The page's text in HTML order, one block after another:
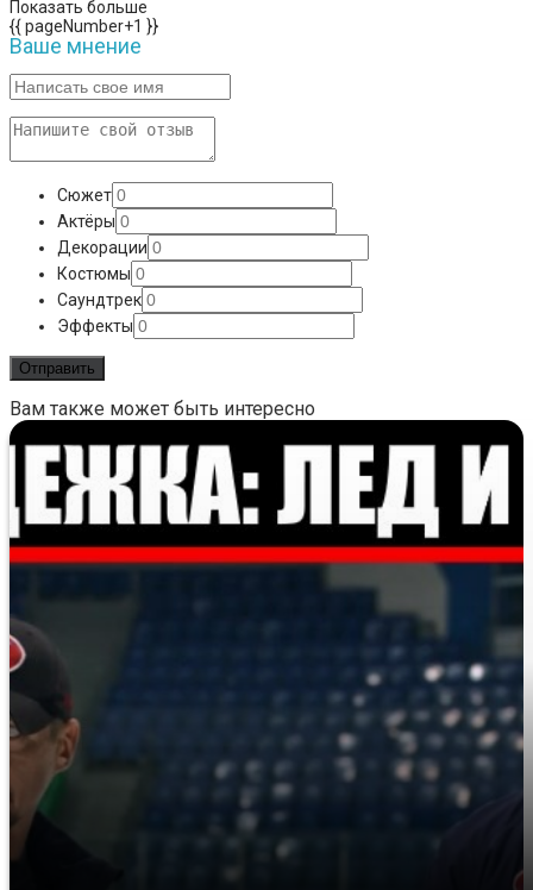
Показать больше
{{ pageNumber+1 }}
Ваше мнение
Сюжет
Актёры
Декорации
Костюмы
Саундтрек
Эффекты
Вам также может быть интересно